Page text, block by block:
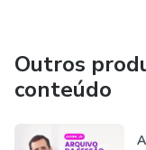
Outros
conteúdo